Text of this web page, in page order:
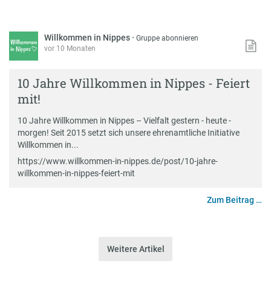
Willkommen in Nippes ·Gruppe abonnieren
vor 10 Monaten
10 Jahre Willkommen in Nippes - Feiert
mit!
10 Jahre Willkommen in Nippes – Vielfalt gestern - heute -
morgen! Seit 2015 setzt sich unsere ehrenamtliche Initiative
Willkommen in...
https://www.willkommen-in-nippes.de/post/10-jahre-
willkommen-in-nippes-feiert-mit
Zum Beitrag …
Weitere Artikel